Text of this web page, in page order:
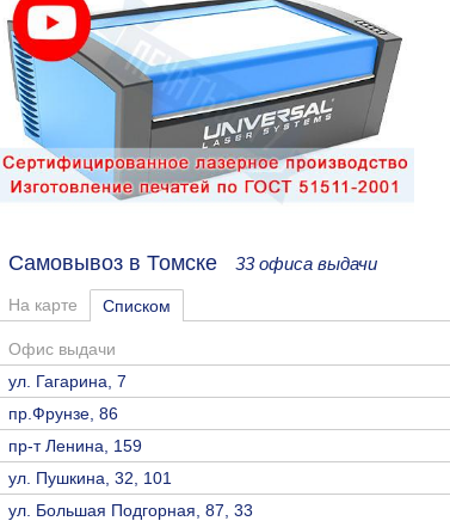
Самовывоз в Томске 33 офиса выдачи
На карте Списком
Офис выдачи
ул. Гагарина, 7
пр.Фрунзе, 86
пр-т Ленина, 159
ул. Пушкина, 32, 101
ул. Большая Подгорная, 87, 33